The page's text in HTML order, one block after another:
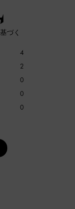
づく
4
2
0
0
0